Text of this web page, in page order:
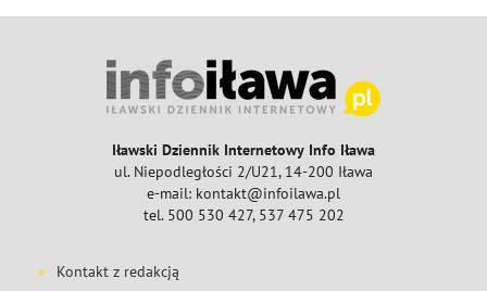
Iławski Dziennik Internetowy Info Iława
ul. Niepodległości 2/U21, 14-200 Iława
e-mail: kontakt@infoilawa.pl
tel. 500 530 427, 537 475 202
Kontakt z redakcją